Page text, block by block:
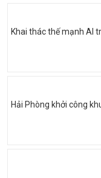
Khai thác thế mạnh AI
Hải Phòng khởi công